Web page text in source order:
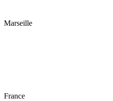
Marseille
France